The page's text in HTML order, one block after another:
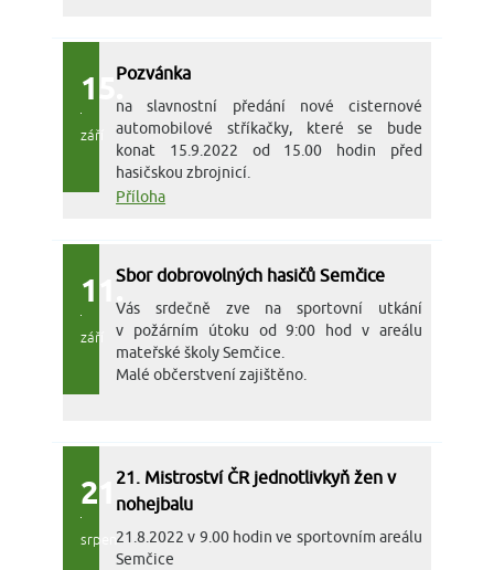
15.
září
Pozvánka
na slavnostní předání nové cisternové
automobilové stříkačky, které se bude
konat 15.9.2022 od 15.00 hodin před
hasičskou zbrojnicí.
Příloha
11.
září
Sbor dobrovolných hasičů Semčice
Vás srdečně zve na sportovní utkání
v požárním útoku od 9:00 hod v areálu
mateřské školy Semčice.
Malé občerstvení zajištěno.
21.
srpen
21. Mistroství ČR jednotlivkyň žen v
nohejbalu
21.8.2022 v 9.00 hodin ve sportovním areálu
Semčice